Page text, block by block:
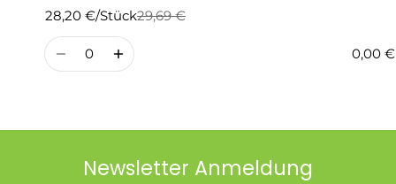
28,20 €/Stück
Regulärer
Preis
29,69 €
Verkaufspreis
Menge
0,00 €
Newsletter Anmeldung